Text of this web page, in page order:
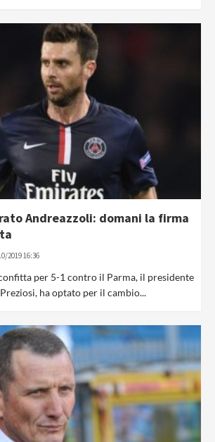
Andreazzoli: domani la firma
2019 16:36
per 5-1 contro il Parma, il presidente
ha optato per il cambio...